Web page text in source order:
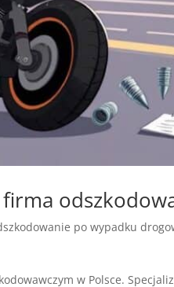
po wypadku
w Polsce.